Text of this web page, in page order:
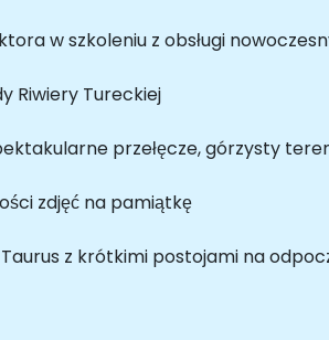
w szkoleniu z obsługi
Riwiery Tureckiej
przełęcze, górzysty
zdjęć na pamiątkę
z krótkimi postojami na